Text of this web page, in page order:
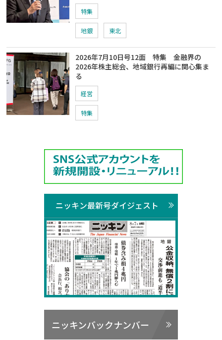
特集
地銀 東北
2026年7月10日号12面 特集 金融界の
2026年株主総会、地域銀行再編に関心集ま
る
経営
特集
ニッキン最新号ダイジェスト
ニッキンバックナンバー